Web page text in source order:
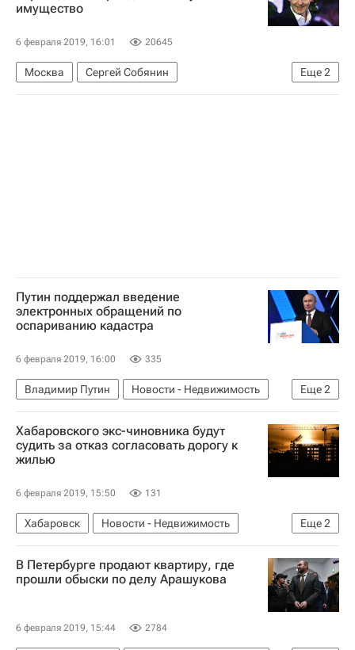
Новости - Недвижимость
имущество
6 февраля 2019, 16:01 20645
Еще2
Москва
Сергей Собянин
Новости - Недвижимость
Налоги
Путин поддержал введение
электронных обращений по
оспариванию кадастра
6 февраля 2019, 16:00 335
Еще2
Владимир Путин
Новости - Недвижимость
Недвижимость
Кадастр
Хабаровского экс-чиновника будут
судить за отказ согласовать дорогу к
жилью
6 февраля 2019, 15:50 131
Еще2
Хабаровск
Новости - Недвижимость
Дороги
Следственный комитет России (СК РФ)
В Петербурге продают квартиру, где
прошли обыски по делу Арашукова
6 февраля 2019, 15:44 2784